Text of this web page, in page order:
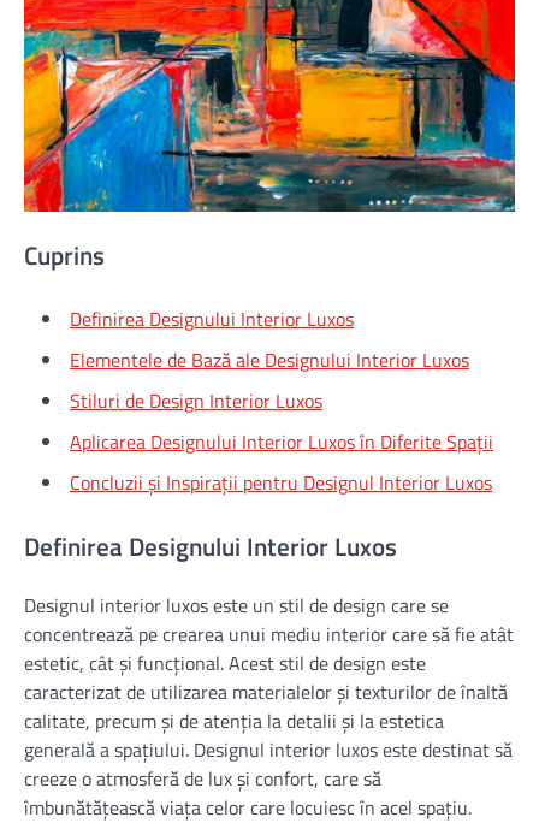
Cuprins
Definirea Designului Interior Luxos
Elementele de Bază ale Designului Interior Luxos
Stiluri de Design Interior Luxos
Aplicarea Designului Interior Luxos în Diferite Spații
Concluzii și Inspirații pentru Designul Interior Luxos
Definirea Designului Interior Luxos
Designul interior luxos este un stil de design care se
concentrează pe crearea unui mediu interior care să fie atât
estetic, cât și funcțional. Acest stil de design este
caracterizat de utilizarea materialelor și texturilor de înaltă
calitate, precum și de atenția la detalii și la estetica
generală a spațiului. Designul interior luxos este destinat să
creeze o atmosferă de lux și confort, care să
îmbunătățească viața celor care locuiesc în acel spațiu.